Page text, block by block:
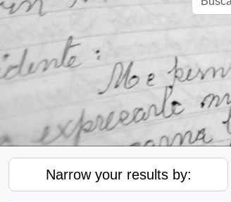
Narrow your results by: